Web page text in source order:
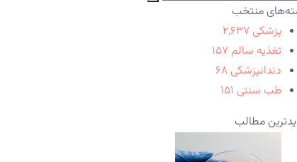
منتخب
پزشکی ۲,۶۳۷
تغذیه سالم ۱۵۷
دندانپزشکی ۶۸
طب سنتی ۱۵۱
مطالب